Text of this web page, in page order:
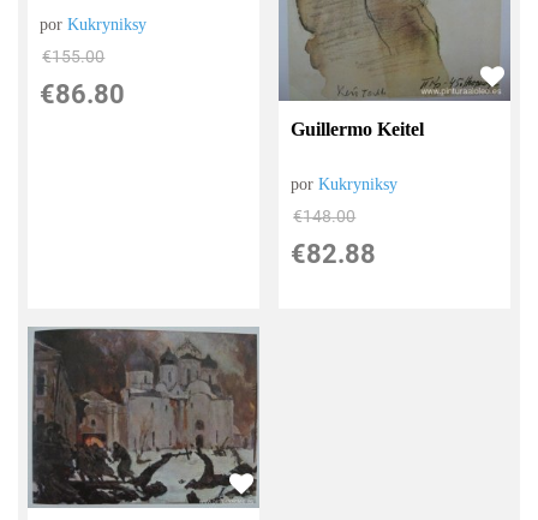
porKukryniksy
€155.00
€86.80
Guillermo Keitel
porKukryniksy
€148.00
€82.88